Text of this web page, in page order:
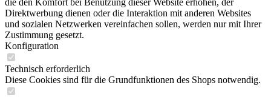
die den Komfort bei Benutzung dieser Website erhöhen, der
Direktwerbung dienen oder die Interaktion mit anderen Websites
und sozialen Netzwerken vereinfachen sollen, werden nur mit Ihrer
Zustimmung gesetzt.
Konfiguration
Technisch erforderlich
Diese Cookies sind für die Grundfunktionen des Shops notwendig.